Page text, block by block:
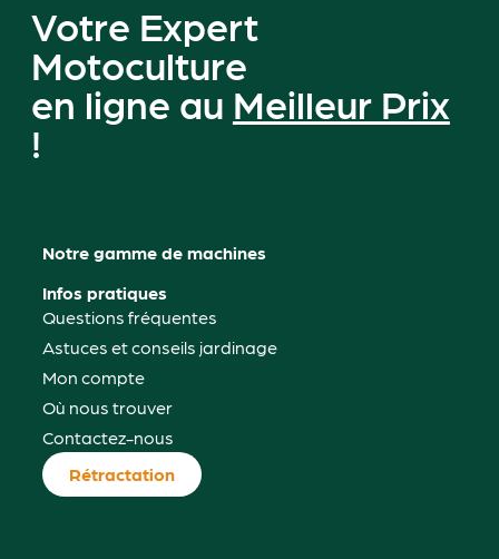
Votre Expert
Motoculture
en ligne au Meilleur Prix
!
Notre gamme de machines
Infos pratiques
Questions fréquentes
Astuces et conseils jardinage
Mon compte
Où nous trouver
Contactez-nous
Rétractation